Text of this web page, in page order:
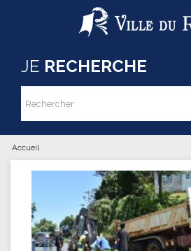
Aller au contenu principal
JE RECHERCHE
Formulaire de
Rechercher
Vous êtes ici
Accueil